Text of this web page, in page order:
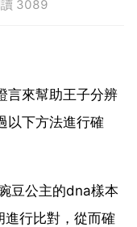
3089
言來幫助王子分辨
以下方法進行確
豆公主的dna樣本
行比對，從而確